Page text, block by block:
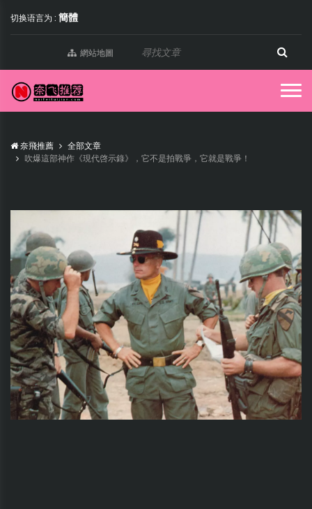
切换语言为 : 簡體
網站地圖
奈飛推薦
全部文章
吹爆這部神作《現代啓示錄》，它不是拍戰爭，它就是戰爭！